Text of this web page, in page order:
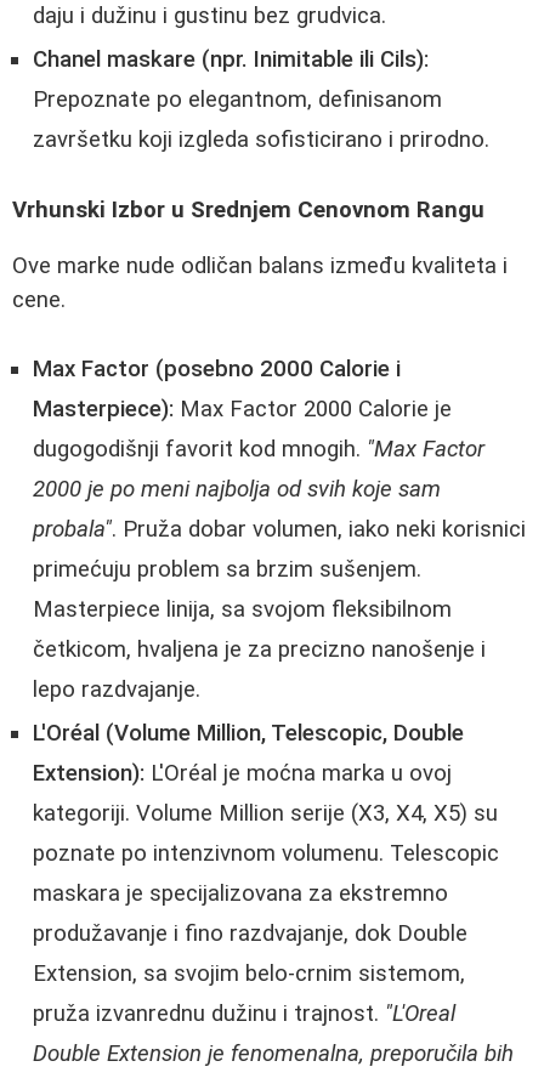
daju i dužinu i gustinu bez grudvica.
Chanel maskare (npr. Inimitable ili Cils):
Prepoznate po elegantnom, definisanom
završetku koji izgleda sofisticirano i prirodno.
Vrhunski Izbor u Srednjem Cenovnom Rangu
Ove marke nude odličan balans između kvaliteta i
cene.
Max Factor (posebno 2000 Calorie i
Masterpiece): Max Factor 2000 Calorie je
dugogodišnji favorit kod mnogih. "Max Factor
2000 je po meni najbolja od svih koje sam
probala". Pruža dobar volumen, iako neki korisnici
primećuju problem sa brzim sušenjem.
Masterpiece linija, sa svojom fleksibilnom
četkicom, hvaljena je za precizno nanošenje i
lepo razdvajanje.
L'Oréal (Volume Million, Telescopic, Double
Extension): L'Oréal je moćna marka u ovoj
kategoriji. Volume Million serije (X3, X4, X5) su
poznate po intenzivnom volumenu. Telescopic
maskara je specijalizovana za ekstremno
produžavanje i fino razdvajanje, dok Double
Extension, sa svojim belo-crnim sistemom,
pruža izvanrednu dužinu i trajnost. "L'Oreal
Double Extension je fenomenalna, preporučila bih